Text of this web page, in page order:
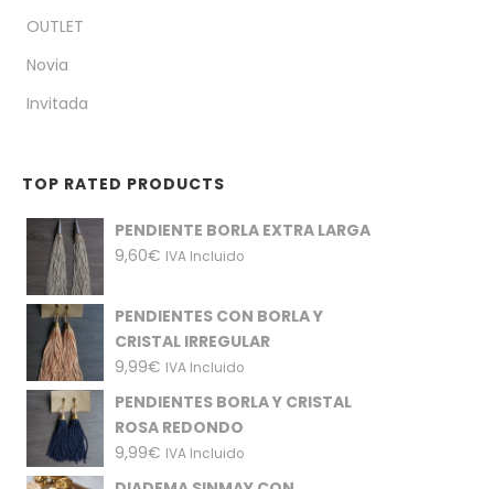
OUTLET
Novia
Invitada
TOP RATED PRODUCTS
PENDIENTE BORLA EXTRA LARGA
9,60€ IVA Incluido
PENDIENTES CON BORLA Y
CRISTAL IRREGULAR
9,99€ IVA Incluido
PENDIENTES BORLA Y CRISTAL
ROSA REDONDO
9,99€ IVA Incluido